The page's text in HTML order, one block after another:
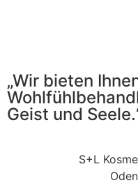
„Wir bieten
Geist und
S+L